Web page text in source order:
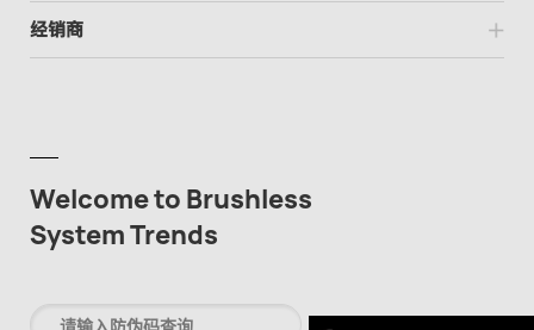
经销商
Welcome to Brushless
System Trends